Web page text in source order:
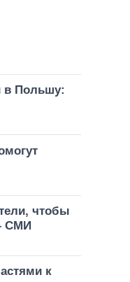
в Польшу:
чтобы
СМИ
к